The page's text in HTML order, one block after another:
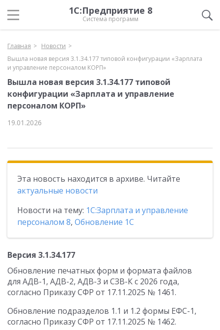
1С:Предприятие 8
Система программ
Главная
Новости
Вышла новая версия 3.1.34.177 типовой конфигурации «Зарплата
и управление персоналом КОРП»
Вышла новая версия 3.1.34.177 типовой
конфигурации «Зарплата и управление
персоналом КОРП»
19.01.2026
Эта новость находится в архиве. Читайте
актуальные новости
Новости на тему: 1С:Зарплата и управление
персоналом 8, Обновление 1С
Версия 3.1.34.177
Обновление печатных форм и формата файлов
для АДВ-1, АДВ-2, АДВ-3 и СЗВ-К с 2026 года,
согласно Приказу СФР от 17.11.2025 № 1461.
Обновление подразделов 1.1 и 1.2 формы ЕФС-1,
согласно Приказу СФР от 17.11.2025 № 1462.